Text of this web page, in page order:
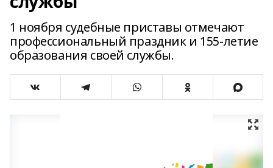
1 ноября судебные приставы отмечают
профессиональный праздник и 155-летие
образования своей службы.